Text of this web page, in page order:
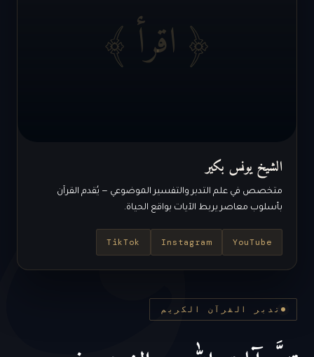
تدبر القرآن الكريم
﴿ اقرأ ﴾
الشيخ يونس بكير
متخصص في علم التدبر والتفسير الموضوعي — يُقدم القرآن
بأسلوب معاصر يربط الآيات بواقع الحياة.
YouTube
Instagram
TikTok